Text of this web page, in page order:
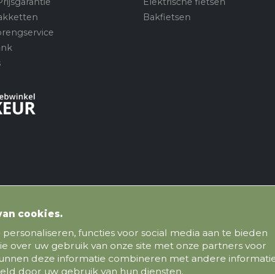
Bakfietsen
cookies.
functies voor social media aan te bieden
over uw gebruik van onze site met onze partners voor
deze informatie combineren met andere
door uw gebruik van hun diensten.